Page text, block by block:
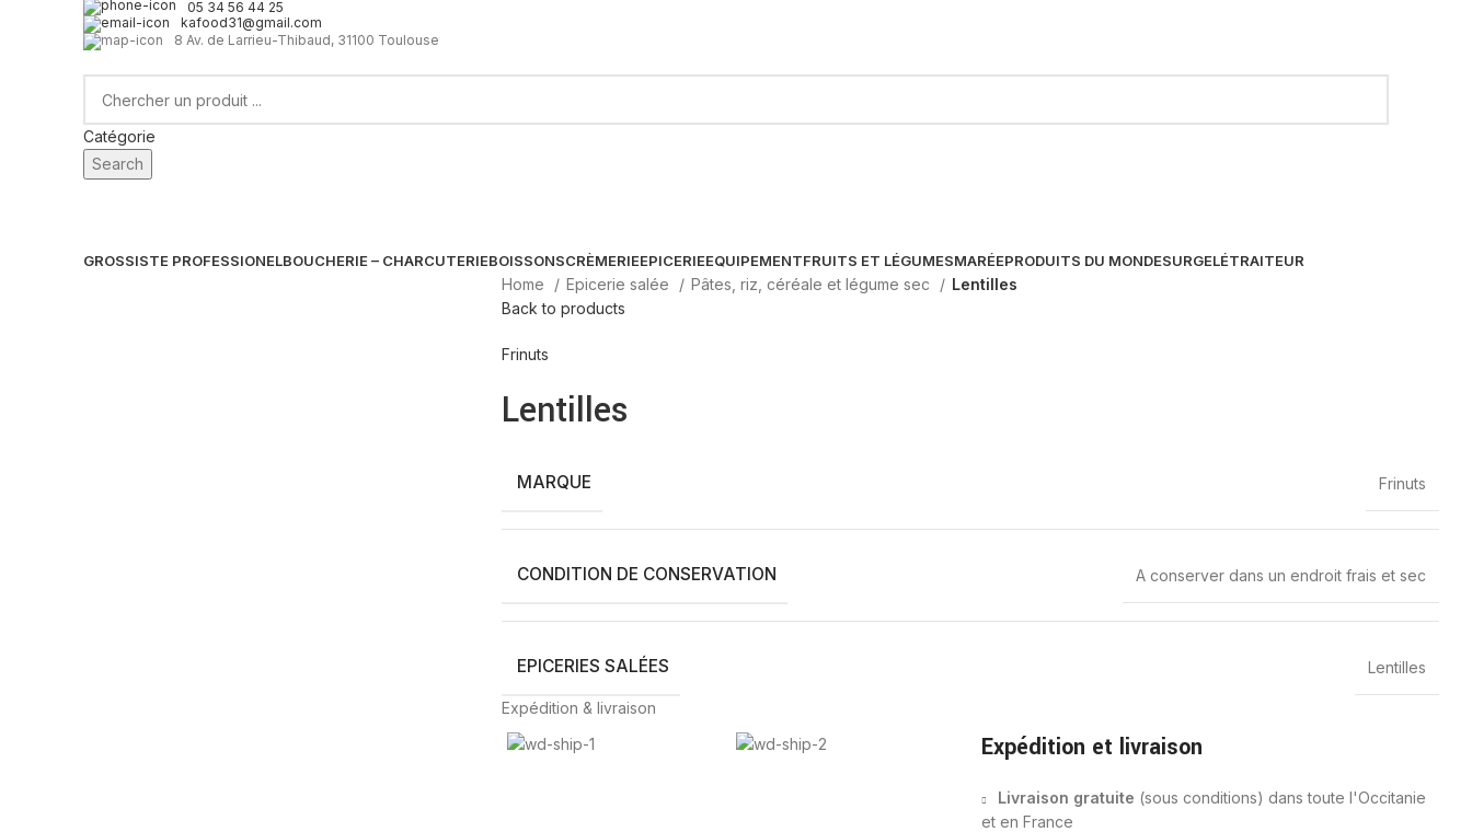
05 34 56 44 25
kafood31@gmail.com
8 Av. de Larrieu-Thibaud, 31100 Toulouse
Catégorie
Search
GROSSISTE PROFESSIONELBOUCHERIE – CHARCUTERIEBOISSONSCRÈMERIEEPICERIEEQUIPEMENTFRUITS ET LÉGUMESMARÉEPRODUITS DU MONDESURGELÉTRAITEUR
Home Epicerie salée Pâtes, riz, céréale et légume sec
Lentilles
Back to products
Frinuts
Lentilles
MARQUE Frinuts
CONDITION DE CONSERVATION A conserver dans un endroit frais et sec
EPICERIES SALÉES Lentilles
Expédition & livraison
Expédition et livraison
Livraison gratuite (sous conditions) dans toute l'Occitanie
et en France